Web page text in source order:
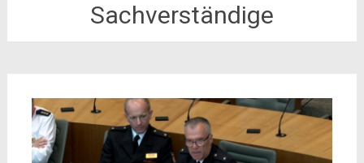
Sachverständige